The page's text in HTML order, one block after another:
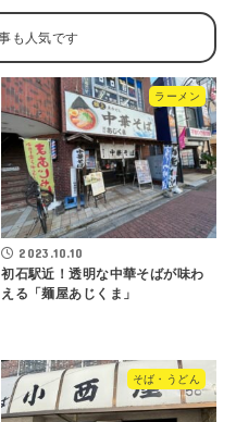
ラーメン
2023.10.10
初石駅近！透明な中華そばが味わ
える「麺屋あじくま」
そば・うどん